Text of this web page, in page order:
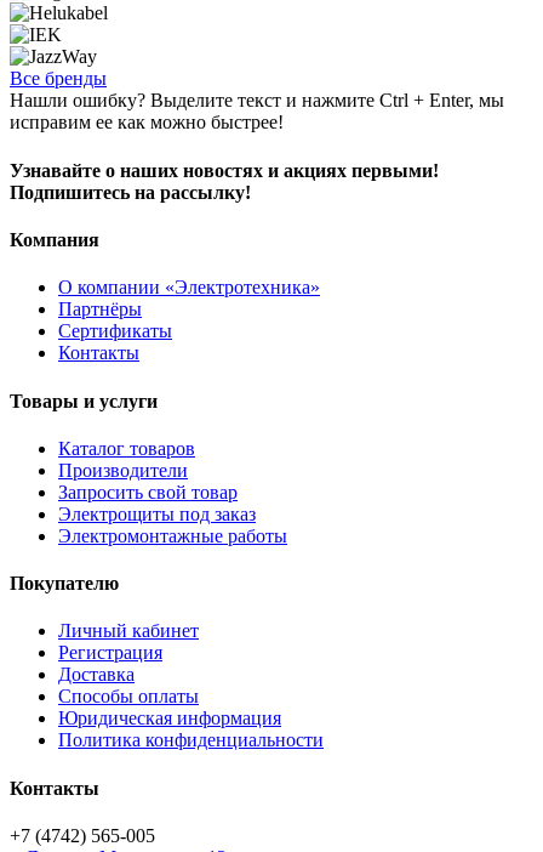
Все бренды
Нашли ошибку? Выделите текст и нажмите Ctrl + Enter, мы
исправим ее как можно быстрее!
Узнавайте о наших новостях и акциях первыми!
Подпишитесь на рассылку!
Компания
О компании «Электротехника»
Партнёры
Сертификаты
Контакты
Товары и услуги
Каталог товаров
Производители
Запросить свой товар
Электрощиты под заказ
Электромонтажные работы
Покупателю
Личный кабинет
Регистрация
Доставка
Способы оплаты
Юридическая информация
Политика конфиденциальности
Контакты
+7 (4742) 565-005